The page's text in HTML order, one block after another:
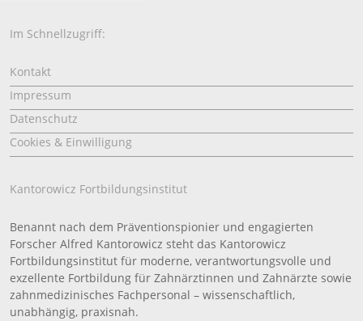
Im Schnellzugriff:
Kontakt
Impressum
Datenschutz
Cookies & Einwilligung
Kantorowicz Fortbildungsinstitut
Benannt nach dem Präventionspionier und engagierten
Forscher Alfred Kantorowicz steht das Kantorowicz
Fortbildungsinstitut für moderne, verantwortungsvolle und
exzellente Fortbildung für Zahnärztinnen und Zahnärzte sowie
zahnmedizinisches Fachpersonal – wissenschaftlich,
unabhängig, praxisnah.